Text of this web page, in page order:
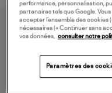
performance, personnalisation,
partenaires tels que Google.
accepter l’ensemble des cookies
nécessaires (« Continuer sans
vos données, consulter notre
Paramètres des